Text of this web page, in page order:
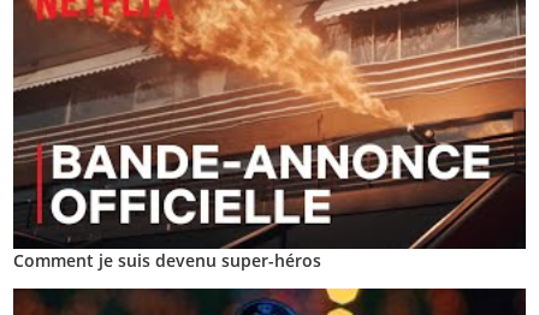
Comment je suis devenu super-héros